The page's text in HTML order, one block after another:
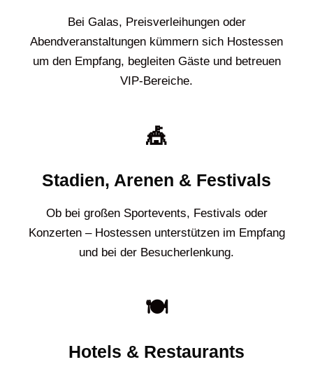
Bei Galas, Preisverleihungen oder
Abendveranstaltungen kümmern sich Hostessen
um den Empfang, begleiten Gäste und betreuen
VIP-Bereiche.
🎪
Stadien, Arenen & Festivals
Ob bei großen Sportevents, Festivals oder
Konzerten – Hostessen unterstützen im Empfang
und bei der Besucherlenkung.
🍽️
Hotels & Restaurants